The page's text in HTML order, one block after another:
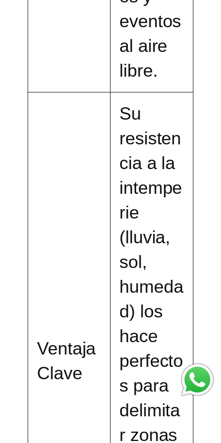
eventos
al aire
libre.
Ventaja
Clave
Su
resisten
cia a la
intempe
rie
(lluvia,
sol,
humeda
d) los
hace
perfecto
s para
delimita
r zonas